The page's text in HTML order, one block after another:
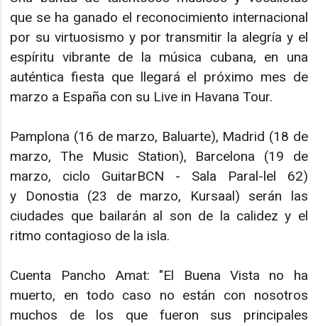
que se ha ganado el reconocimiento internacional
por su virtuosismo y por transmitir la alegría y el
espíritu vibrante de la música cubana, en una
auténtica fiesta que llegará el próximo mes de
marzo a España con su Live in Havana Tour.
Pamplona (16 de marzo, Baluarte), Madrid (18 de
marzo, The Music Station), Barcelona (19 de
marzo, ciclo GuitarBCN - Sala Paral-lel 62)
y Donostia (23 de marzo, Kursaal) serán las
ciudades que bailarán al son de la calidez y el
ritmo contagioso de la isla.
Cuenta Pancho Amat: "El Buena Vista no ha
muerto, en todo caso no están con nosotros
muchos de los que fueron sus principales